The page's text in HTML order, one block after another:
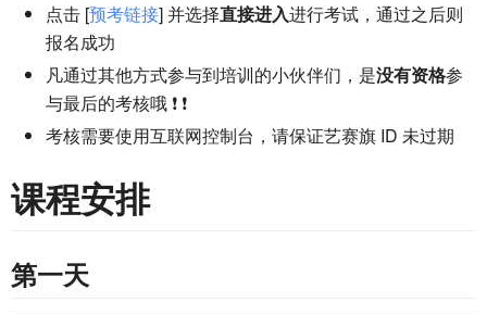
点击 [预考链接] 并选择直接进入进行考试，通过之后则
报名成功
凡通过其他方式参与到培训的小伙伴们，是没有资格参
与最后的考核哦 ❗ ❗
考核需要使用互联网控制台，请保证艺赛旗 ID 未过期
课程安排
第一天